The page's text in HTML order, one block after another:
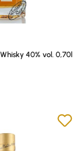
von 5 Sternen
40% vol. 0,70l